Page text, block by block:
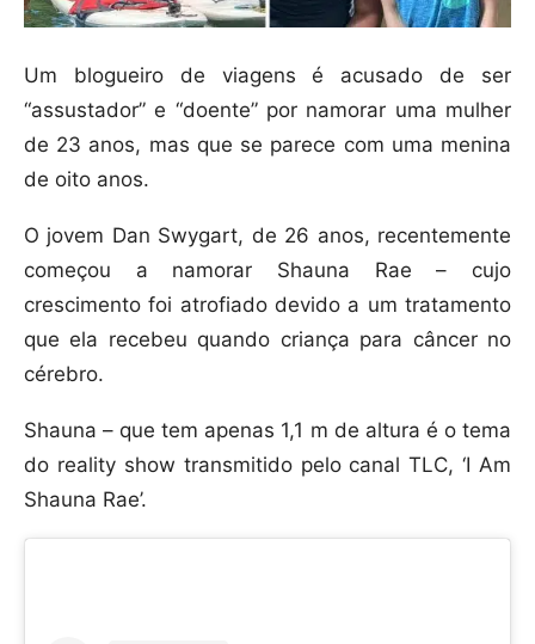
Um blogueiro de viagens é acusado de ser
“assustador” e “doente” por namorar uma mulher
de 23 anos, mas que se parece com uma menina
de oito anos.
O jovem Dan Swygart, de 26 anos, recentemente
começou a namorar Shauna Rae – cujo
crescimento foi atrofiado devido a um tratamento
que ela recebeu quando criança para câncer no
cérebro.
Shauna – que tem apenas 1,1 m de altura é o tema
do reality show transmitido pelo canal TLC, ‘I Am
Shauna Rae’.